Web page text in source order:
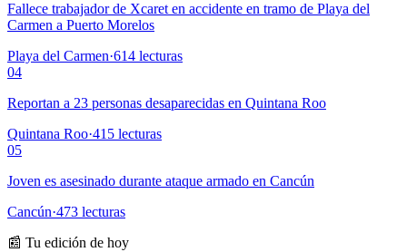
Fallece trabajador de Xcaret en accidente en tramo de Playa del
Carmen a Puerto Morelos
Playa del Carmen·614 lecturas
04
Reportan a 23 personas desaparecidas en Quintana Roo
Quintana Roo·415 lecturas
05
Joven es asesinado durante ataque armado en Cancún
Cancún·473 lecturas
📰 Tu edición de hoy